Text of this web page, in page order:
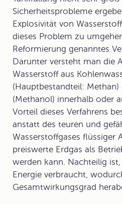
Sicherheitsprobleme
Explosivität von
dieses Problem zu
Reformierung genanntes
Darunter versteht man die
Wasserstoff aus
(Hauptbestandteil:
(Methanol) innerhalb oder
Vorteil dieses Verfahrens
anstatt des teuren und
Wasserstoffgases flüssiger
preiswerte Erdgas als
werden kann. Nachteilig
Energie verbraucht,
Gesamtwirkungsgrad